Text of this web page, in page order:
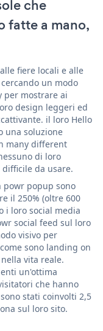
che
fatte a mano,
fiere locali e alle
un modo
per mostrare ai
design leggeri ed
il loro Hello
una soluzione
many different
di loro
da usare.
powr popup sono
il 250% (oltre 600
i loro social media
social feed sul loro
visivo per
sono landing on
vita reale.
un'ottima
che hanno
stati coinvolti 2,5
sul loro sito.